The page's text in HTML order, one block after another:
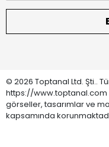
© 2026 Toptanal Ltd. Şti..
https://www.toptanal.com
görseller, tasarımlar ve
kapsamında